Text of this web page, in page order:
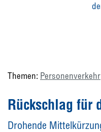
Themen: Personenverkehr
Rückschlag für
Drohende